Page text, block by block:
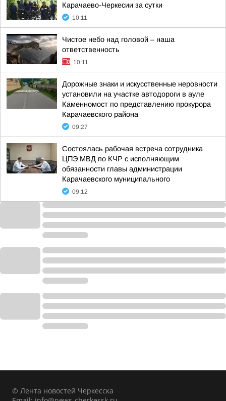
Карачаево-Черкесии за сутки
10:11
Чистое небо над головой – наша
ответственность
10:11
Дорожные знаки и искусственные неровности
установили на участке автодороги в ауле
Каменномост по представлению прокурора
Карачаевского района
09:27
Состоялась рабочая встреча сотрудника
ЦПЭ МВД по КЧР с исполняющим
обязанности главы администрации
Карачаевского муниципального
09:12
© Лента новостей Черкесска